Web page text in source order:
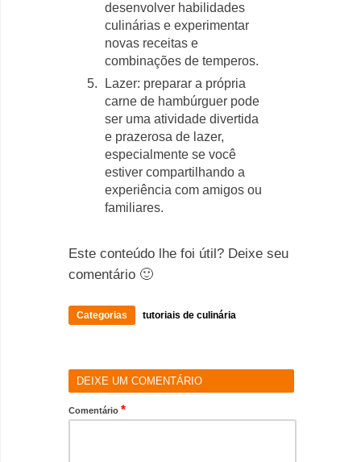
desenvolver habilidades
culinárias e experimentar
novas receitas e
combinações de temperos.
Lazer: preparar a própria
carne de hambúrguer pode
ser uma atividade divertida
e prazerosa de lazer,
especialmente se você
estiver compartilhando a
experiência com amigos ou
familiares.
Este conteúdo lhe foi útil? Deixe seu
comentário 🙂
Categorias tutoriais de culinária
DEIXE UM COMENTÁRIO
Comentário *